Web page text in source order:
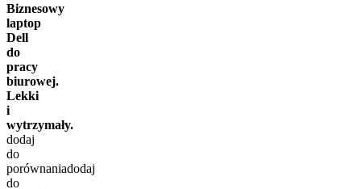
Biznesowy
laptop
Dell
do
pracy
biurowej.
Lekki
i
wytrzymały.
dodaj
do
porównaniadodaj
do